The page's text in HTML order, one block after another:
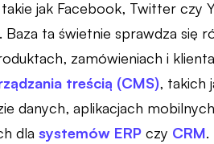
jak Facebook, Twitter czy
ta świetnie sprawdza się
zamówieniach i
treścią (CMS), takich
danych, aplikacjach
dla systemów ERP czy CRM.